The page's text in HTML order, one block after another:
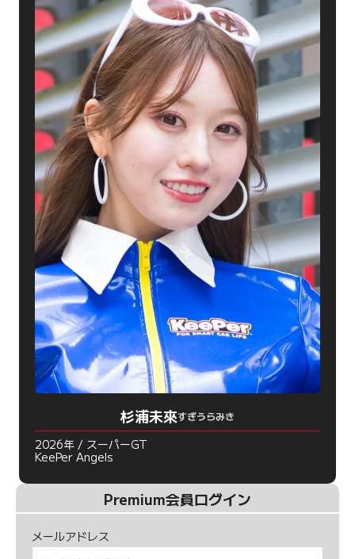
杉浦未來すぎうらみき
2026年 / スーパーGT
KeePer Angels
Premium会員ログイン
メールアドレス